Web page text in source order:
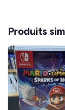
Produits